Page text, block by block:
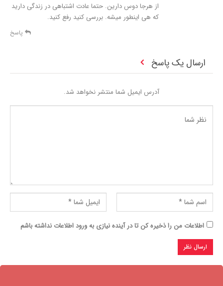
از هرجا دوس دارین. حتما عادت اشتباهی در زندگی دارید
که هی اینطور میشه. بررسی کنید رفع کنید.
پاسخ
ارسال یک پاسخ
آدرس ایمیل شما منتشر نخواهد شد.
اطلاعات من را ذخیره کن تا در آینده نیازی به ورود اطلاعات نداشته باشم